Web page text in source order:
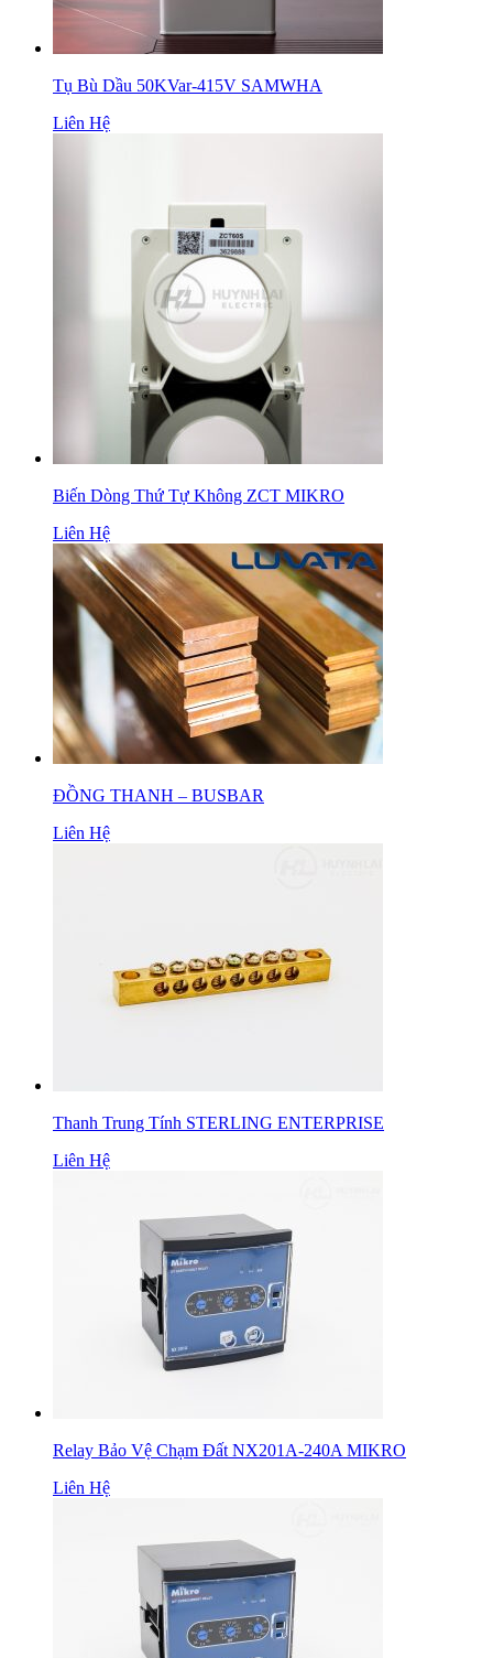
Tụ Bù Dầu 50KVar-415V SAMWHA
Liên Hệ
Biến Dòng Thứ Tự Không ZCT MIKRO
Liên Hệ
ĐỒNG THANH – BUSBAR
Liên Hệ
Thanh Trung Tính STERLING ENTERPRISE
Liên Hệ
Relay Bảo Vệ Chạm Đất NX201A-240A MIKRO
Liên Hệ